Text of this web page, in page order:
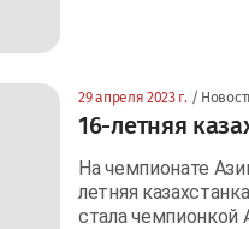
29 апреля 2023 г. /
16-летняя
На чемпионате
летняя
стала чемпионкой